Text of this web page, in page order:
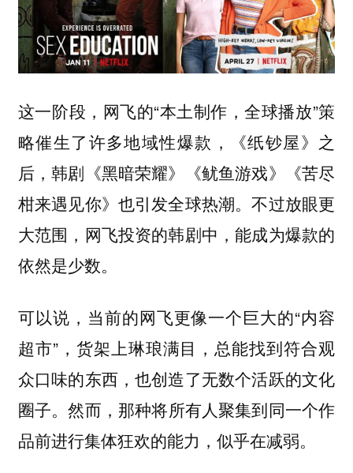
这一阶段，网飞的“本土制作，全球播放”策
略催生了许多地域性爆款，《纸钞屋》之
后，韩剧《黑暗荣耀》《鱿鱼游戏》《苦尽
柑来遇见你》也引发全球热潮。不过放眼更
大范围，网飞投资的韩剧中，能成为爆款的
依然是少数。
可以说，当前的网飞更像一个巨大的“内容
超市”，货架上琳琅满目，总能找到符合观
众口味的东西，也创造了无数个活跃的文化
圈子。然而，那种将所有人聚集到同一个作
品前进行集体狂欢的能力，似乎在减弱。